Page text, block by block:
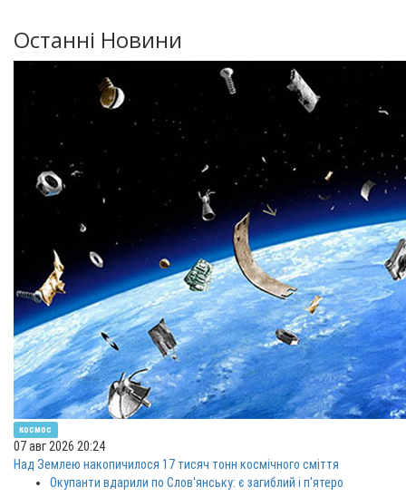
Останні Новини
космос
07 авг 2026 20:24
Над Землею накопичилося 17 тисяч тонн космічного сміття
Окупанти вдарили по Слов'янську: є загиблий і п'ятеро